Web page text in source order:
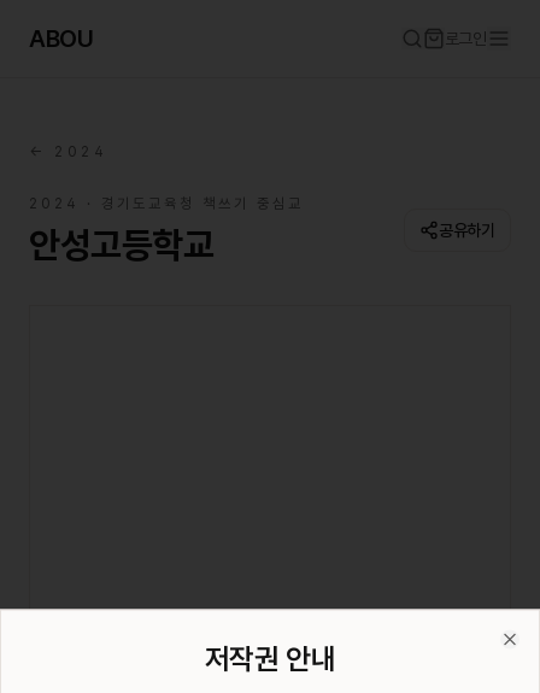
ABOU 로그인
← 2024
2024 · 경기도교육청 책쓰기 중심교
안성고등학교 공유하기
전자책을 열람하시려면 저작권 안내에 동의해 주세요.
저작권 안내 다시 보기
저작권 안내
전자책 열람 전 저작권 동의가 필요합니다.